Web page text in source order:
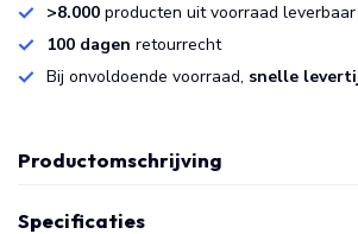
>8.000 producten uit voorraad leverbaar
100 dagen retourrecht
Bij onvoldoende voorraad, snelle
Productomschrijving
Specificaties